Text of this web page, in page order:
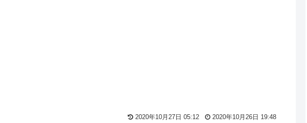
2020年10月27日 05:12 2020年10月26日 19:48